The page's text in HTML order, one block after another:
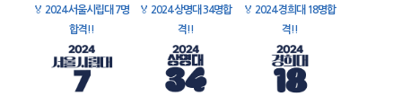
🏅 2024 서울시립대 7명
합격!!
🏅 2024 상명대 34명합
격!!
🏅 2024 경희대 18명합
격!!